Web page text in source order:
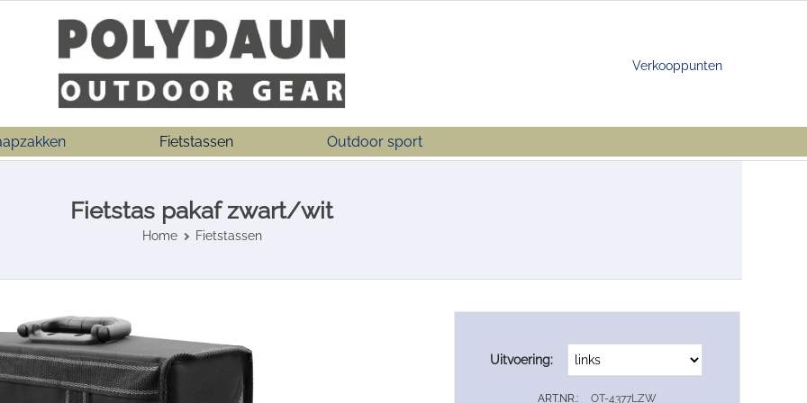
Verkooppunten
Fietstassen Outdoor sport
Fietstas pakaf zwart/wit
Home Fietstassen
Uitvoering:
ART.NR.: OT-4377LZW